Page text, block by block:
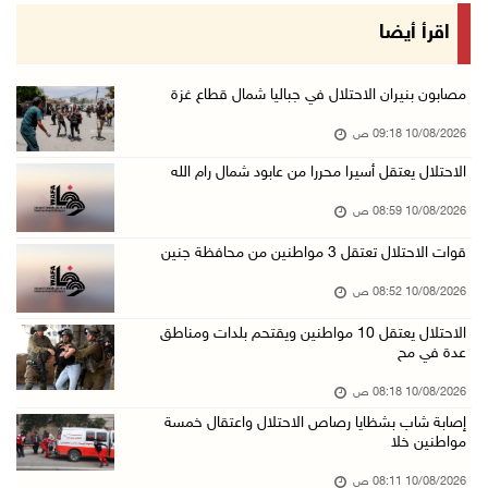
حالة الطقس: استمرار تأثير الكتلة الهوائية شدي ...
الاحتلال يواصل عدوانه على غزة والضفة.. إصابات ...
"نقابة الصحفيين": 108 اعتداءات بحق الصحفيين ا ...
09/آب/2026 11:02 م
الاحتلال يقتحم بلدات عتيل وزيتا وباقة الشرقية ...
09/آب/2026 10:35 م
مستعمرون إرهابيون وقوات الاحتلال يقتحمون قرية ...
09/آب/2026 10:31 م
قصف مدفعي للاحتلال وإطلاق نار كثيف شمال ووسط ...
اقرأ أيضا
مصابون بنيران الاحتلال في جباليا شمال قطاع غزة
10/08/2026 09:18 ص
الاحتلال يعتقل أسيرا محررا من عابود شمال رام الله
10/08/2026 08:59 ص
قوات الاحتلال تعتقل 3 مواطنين من محافظة جنين
10/08/2026 08:52 ص
الاحتلال يعتقل 10 مواطنين ويقتحم بلدات ومناطق
عدة في مح
10/08/2026 08:18 ص
إصابة شاب بشظايا رصاص الاحتلال واعتقال خمسة
مواطنين خلا
10/08/2026 08:11 ص